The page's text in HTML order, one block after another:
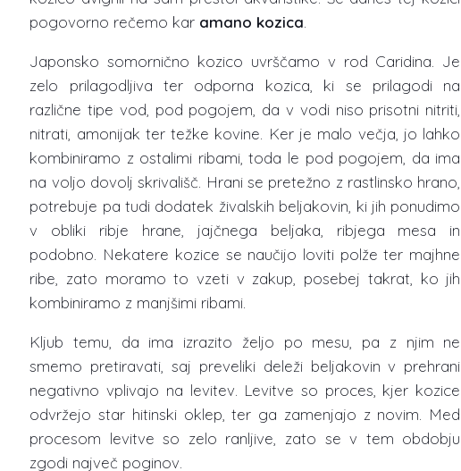
pogovorno rečemo kar amano kozica.
Japonsko somornično kozico uvrščamo v rod Caridina. Je
zelo prilagodljiva ter odporna kozica, ki se prilagodi na
različne tipe vod, pod pogojem, da v vodi niso prisotni nitriti,
nitrati, amonijak ter težke kovine. Ker je malo večja, jo lahko
kombiniramo z ostalimi ribami, toda le pod pogojem, da ima
na voljo dovolj skrivališč. Hrani se pretežno z rastlinsko hrano,
potrebuje pa tudi dodatek živalskih beljakovin, ki jih ponudimo
v obliki ribje hrane, jajčnega beljaka, ribjega mesa in
podobno. Nekatere kozice se naučijo loviti polže ter majhne
ribe, zato moramo to vzeti v zakup, posebej takrat, ko jih
kombiniramo z manjšimi ribami.
Kljub temu, da ima izrazito željo po mesu, pa z njim ne
smemo pretiravati, saj preveliki deleži beljakovin v prehrani
negativno vplivajo na levitev. Levitve so proces, kjer kozice
odvržejo star hitinski oklep, ter ga zamenjajo z novim. Med
procesom levitve so zelo ranljive, zato se v tem obdobju
zgodi največ poginov.